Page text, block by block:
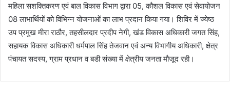
महिला सशक्तिकरण एवं बाल विकास विभाग द्वारा 05, कौशल विकास एवं सेवायोजन
08 लाभार्थियों को विभिन्न योजनाओं का लाभ प्रदान किया गया। शिविर में ज्येष्ठ
उप प्रमुख मीरा राठौर, तहसीलदार प्रदीप नेगी, खंड विकास अधिकारी जगत सिंह,
सहायक विकास अधिकारी धर्मपाल सिंह तेजवान एवं अन्य विभागीय अधिकारी, क्षेत्र
पंचायत सदस्य, ग्राम प्रधान व बडी संख्या में क्षेत्रीय जनता मौजूद रही।